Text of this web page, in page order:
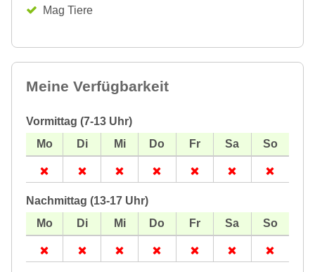
Mag Tiere
Meine Verfügbarkeit
Vormittag (7-13 Uhr)
Nachmittag (13-17 Uhr)